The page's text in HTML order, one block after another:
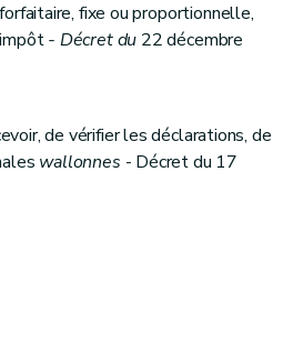
fixe ou proportionnelle,
- Décret du 22 décembre
de vérifier les déclarations, de
wallonnes - Décret du 17